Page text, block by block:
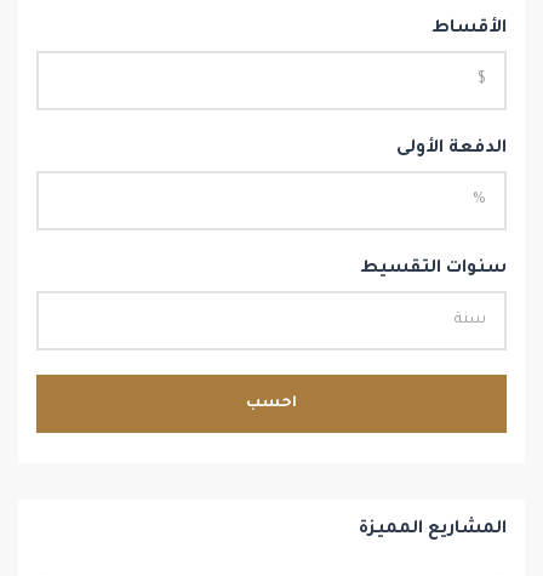
الأقساط
الدفعة الأولى
سنوات التقسيط
احسب
المشاريع المميزة